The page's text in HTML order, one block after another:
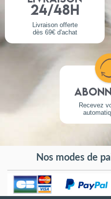
24/48h
Livraison offerte
dès 69€ d'achat
Recevez
Nos modes de